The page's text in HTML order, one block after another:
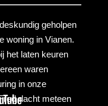
geholpen
woning in Vianen.
het laten keuren
waren
in onze
dacht meteen